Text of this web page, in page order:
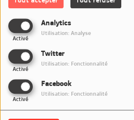
Analytics
Activé
Utilisation: Analyse
Twitter
Activé
Utilisation: Fonctionnalité
Facebook
Activé
Utilisation: Fonctionnalité
Connectez-vous pour
SE